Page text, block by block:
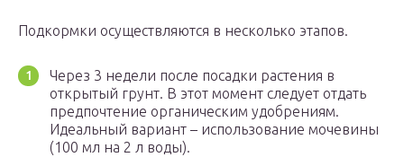
Подкормки осуществляются в несколько этапов.
Через 3 недели после посадки растения в
открытый грунт. В этот момент следует отдать
предпочтение органическим удобрениям.
Идеальный вариант – использование мочевины
(100 мл на 2 л воды).